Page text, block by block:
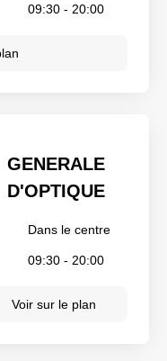
09:30 - 20:00
GENERALE
D'OPTIQUE
Dans le centre
09:30 - 20:00
Voir sur le plan